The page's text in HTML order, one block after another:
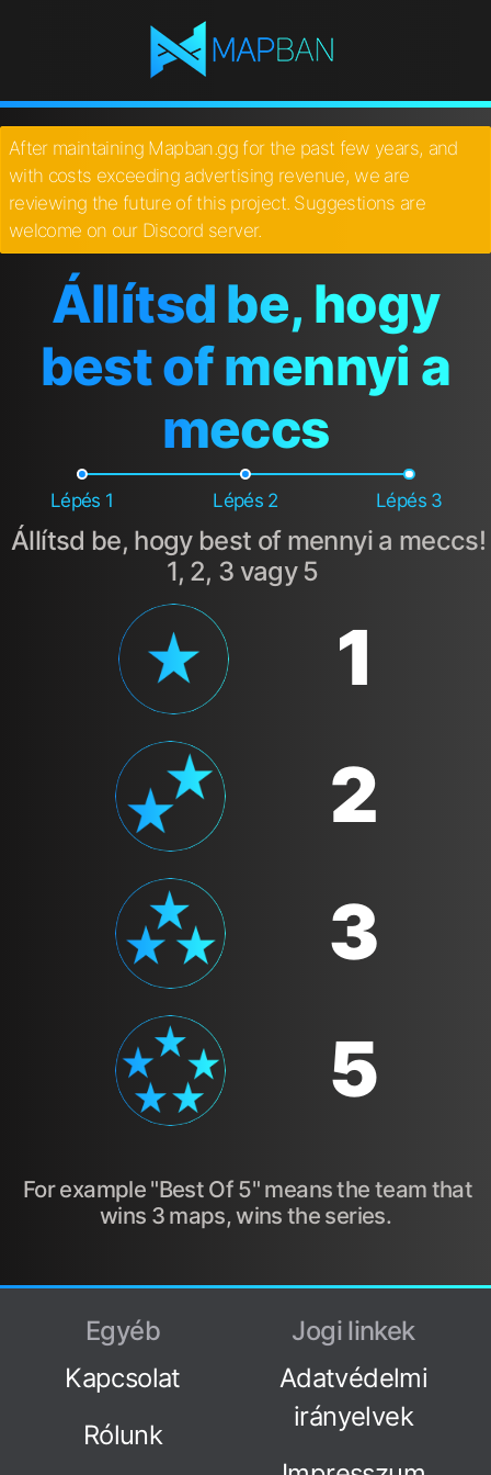
After maintaining Mapban.gg for the past few years, and
with costs exceeding advertising revenue, we are
reviewing the future of this project. Suggestions are
welcome on our Discord server.
Állítsd be, hogy
best of mennyi a
meccs
Lépés 1 Lépés 2 Lépés 3
Állítsd be, hogy best of mennyi a meccs!
1, 2, 3 vagy 5
1
2
3
5
For example "Best Of 5" means the team that
wins 3 maps, wins the series.
Egyéb
Kapcsolat
Rólunk
Jogi linkek
Adatvédelmi
irányelvek